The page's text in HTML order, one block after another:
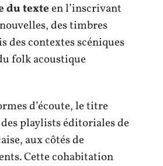
du texteen l’inscrivant
des timbres
des contextes scéniques
folk acoustique
d’écoute, le titre
playlists éditoriales de
aux côtés de
Cette cohabitation